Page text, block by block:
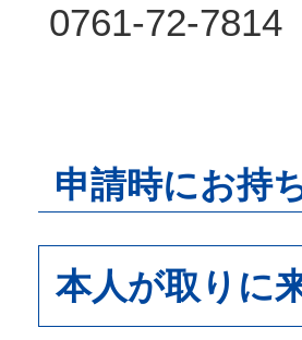
0761-72-7814
申請時にお持
本人が取りに